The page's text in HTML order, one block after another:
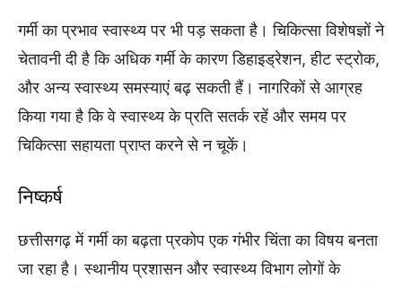
गर्मी का प्रभाव स्वास्थ्य पर भी पड़ सकता है। चिकित्सा विशेषज्ञों ने
चेतावनी दी है कि अधिक गर्मी के कारण डिहाइड्रेशन, हीट स्ट्रोक,
और अन्य स्वास्थ्य समस्याएं बढ़ सकती हैं। नागरिकों से आग्रह
किया गया है कि वे स्वास्थ्य के प्रति सतर्क रहें और समय पर
चिकित्सा सहायता प्राप्त करने से न चूकें।
निष्कर्ष
छत्तीसगढ़ में गर्मी का बढ़ता प्रकोप एक गंभीर चिंता का विषय बनता
जा रहा है। स्थानीय प्रशासन और स्वास्थ्य विभाग लोगों के